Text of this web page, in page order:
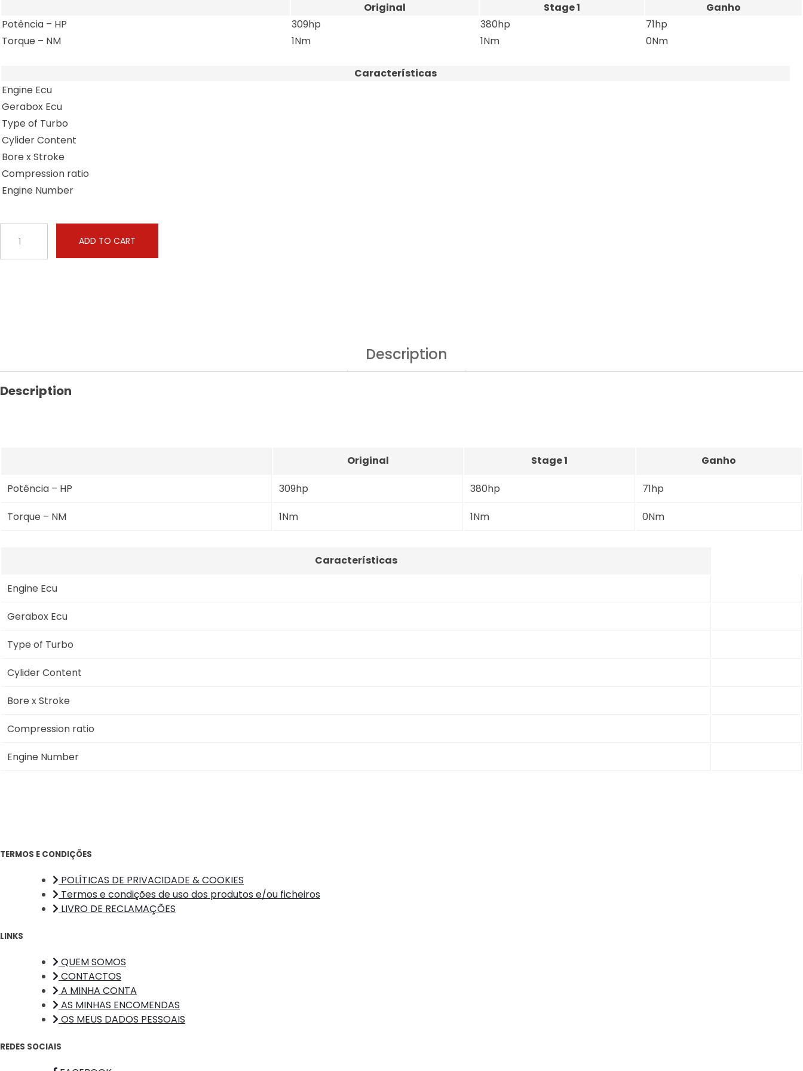
Original Stage 1
Ganho
Potência – HP
309hp 380hp
71hp
Torque – NM
1Nm 1Nm 0Nm
Características
Engine Ecu
Gerabox Ecu
Type of Turbo
Cylider Content
Bore x Stroke
Compression ratio
Engine Number
AF
ADD TO CART
Description
Description
Original Stage 1 Ganho
Potência – HP 309hp 380hp 71hp
Torque – NM 1Nm 1Nm 0Nm
Características
Engine Ecu
Gerabox Ecu
Type of Turbo
Cylider Content
Bore x Stroke
Compression ratio
Engine Number
TERMOS E CONDIÇÕES
POLÍTICAS DE PRIVACIDADE & COOKIES
Termos e condições de uso dos produtos e/ou ficheiros
LIVRO DE RECLAMAÇÕES
LINKS
QUEM SOMOS
CONTACTOS
A MINHA CONTA
AS MINHAS ENCOMENDAS
OS MEUS DADOS PESSOAIS
REDES SOCIAIS